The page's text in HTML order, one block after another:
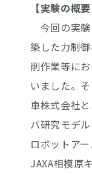
【実験の概要
今回の実
築した力制
削作業等に
いました。
車株式会社
バ研究モデ
ロボットア
JAXA相模原